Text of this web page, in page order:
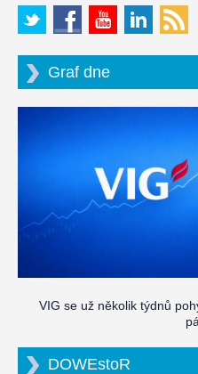
Graf dne
VIG se už několik týdnů
DOWEstoR